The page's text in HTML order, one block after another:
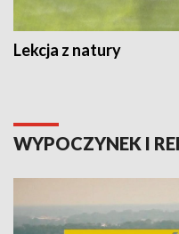
Lekcja z natury
WYPOCZYNEK I